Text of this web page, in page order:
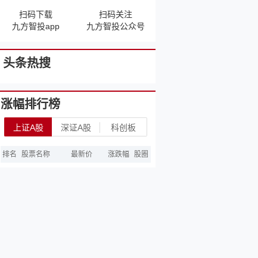
扫码下载
九方智投app
扫码关注
九方智投公众号
头条热搜
涨幅排行榜
上证A股 深证A股 科创板
排名 股票名称 最新价 涨跌幅 股圈